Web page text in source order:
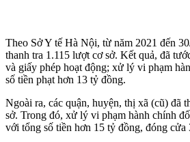
Theo Sở Y tế Hà Nội, từ năm 2021 đến
thanh tra 1.115 lượt cơ sở. Kết quả, đã
và giấy phép hoạt động; xử lý vi phạm
số tiền phạt hơn 13 tỷ đồng.
Ngoài ra, các quận, huyện, thị xã (cũ) đã
sở. Trong đó, xử lý vi phạm hành chính
với tổng số tiền hơn 15 tỷ đồng, đóng cửa